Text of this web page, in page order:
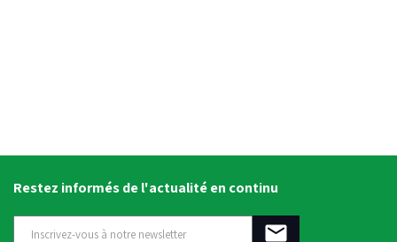
Restez informés de l'actualité en continu